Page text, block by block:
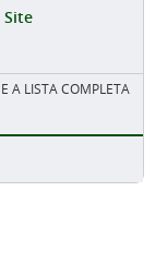
A LISTA COMPLETA